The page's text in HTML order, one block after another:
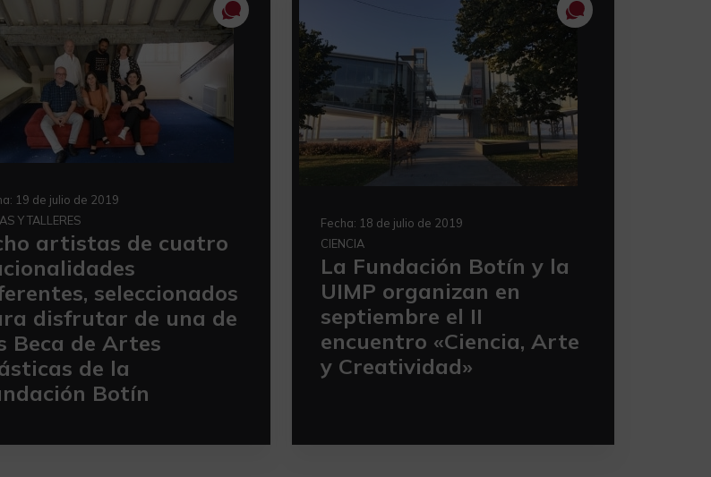
19 de julio de 2019
Y TALLERES
artistas de cuatro
seleccionados
disfrutar de una de
Beca de Artes
de la
Botín
Fecha: 18 de julio de 2019
CIENCIA
La Fundación Botín y la
UIMP organizan en
septiembre el II
encuentro «Ciencia, Arte
y Creatividad»